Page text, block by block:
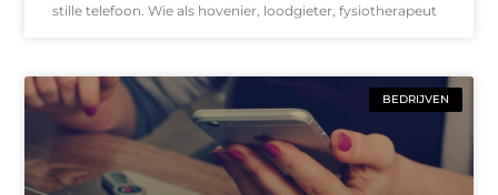
stille telefoon. Wie als hovenier, loodgieter, fysiotherapeut
BEDRIJVEN